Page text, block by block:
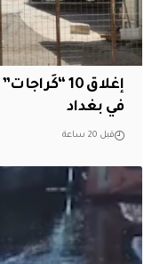
إغلاق 10
في بغداد
قبل 20 ساعة